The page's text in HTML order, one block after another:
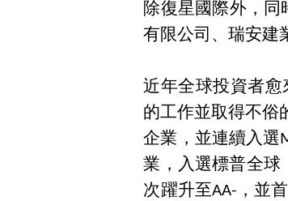
除復星國際外，同
有限公司、瑞安建
近年全球投資者愈
的工作並取得不俗
企業，並連續入選
業，入選標普全球
次躍升至AA-，並